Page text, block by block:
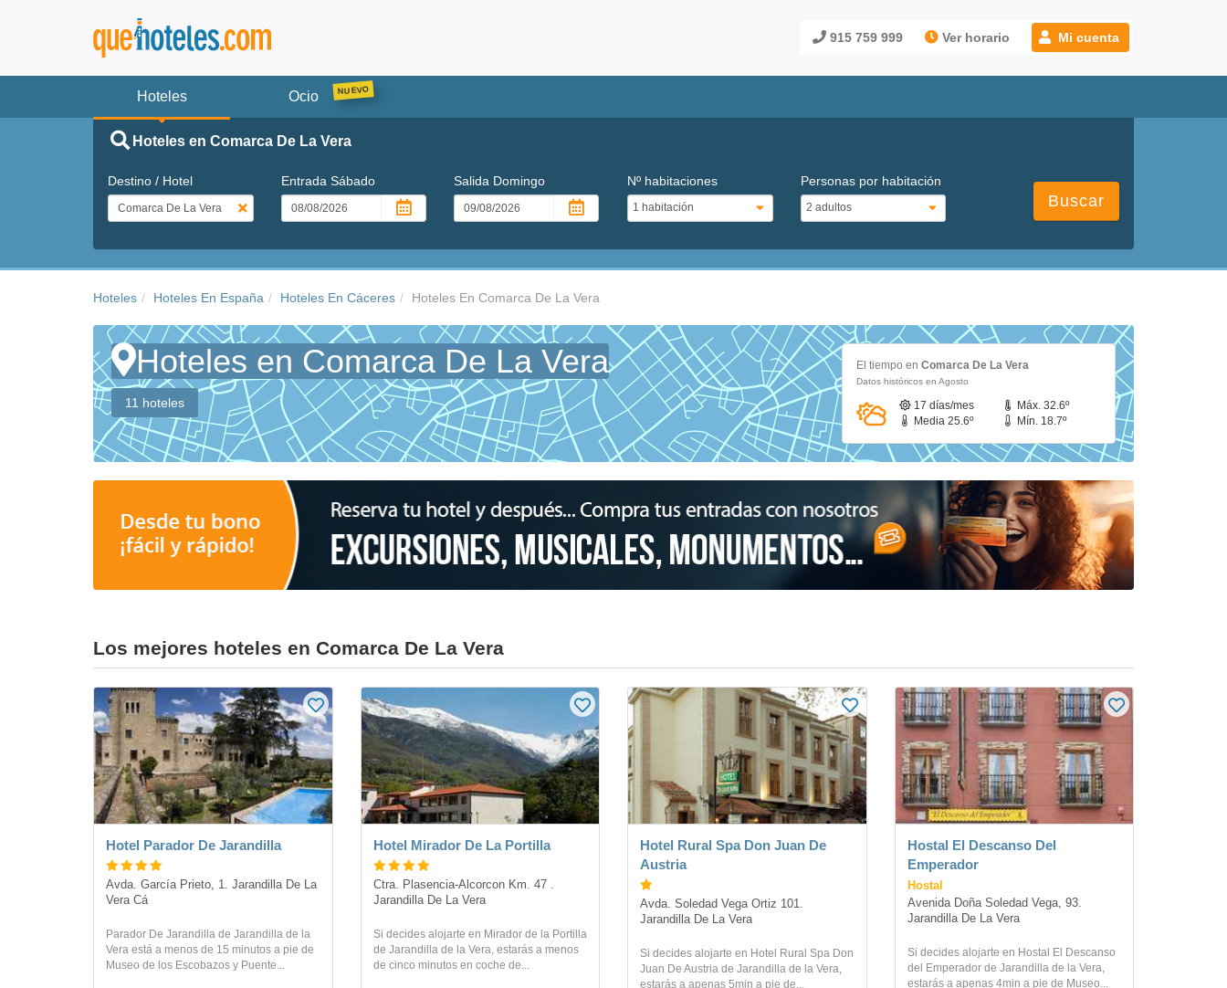
915 759 999 Ver horario Mi cuenta
Hoteles Ocio
Hoteles en Comarca De La Vera
Destino / Hotel Entrada Sábado Salida Domingo Nº habitaciones Personas por habitación
Buscar
Hoteles Hoteles En España Hoteles En Cáceres Hoteles En Comarca De La Vera
Hoteles en Comarca De La Vera
11 hoteles
El tiempo en Comarca De La Vera
Datos históricos en Agosto
17 días/mes
Máx. 32.6º
Media 25.6º
Mín. 18.7º
Los mejores hoteles en Comarca De La Vera
Hotel Parador De Jarandilla
Avda. García Prieto, 1. Jarandilla De La
Vera Cá
Parador De Jarandilla de Jarandilla de la
Vera está a menos de 15 minutos a pie de
Museo de los Escobazos y Puente...
Hotel Mirador De La Portilla
Ctra. Plasencia-Alcorcon Km. 47 .
Jarandilla De La Vera
Si decides alojarte en Mirador de la Portilla
de Jarandilla de la Vera, estarás a menos
de cinco minutos en coche de...
Hotel Rural Spa Don Juan De
Austria
Avda. Soledad Vega Ortiz 101.
Jarandilla De La Vera
Si decides alojarte en Hotel Rural Spa Don
Juan De Austria de Jarandilla de la Vera,
estarás a apenas 5min a pie de...
Hostal El Descanso Del
Emperador
Hostal
Avenida Doña Soledad Vega, 93.
Jarandilla De La Vera
Si decides alojarte en Hostal El Descanso
del Emperador de Jarandilla de la Vera,
estarás a apenas 4min a pie de Museo...